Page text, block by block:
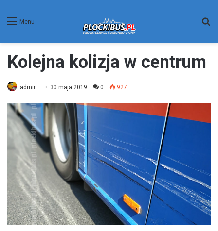
Menu
Kolejna kolizja w centrum
admin 30 maja 2019 0 927